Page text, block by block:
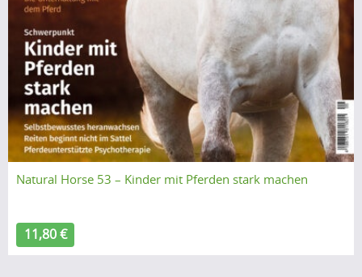
Natural Horse 53 – Kinder mit Pferden stark machen
11,80 €